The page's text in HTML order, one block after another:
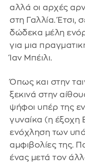
αλλά οι αρχές
στη Γαλλία. Έτσι,
δώδεκα μέλη
για μια
Ίαν Μπέιλι.
Όπως και στην
ξεκινά στην
ψήφοι υπέρ της
γυναίκα (η έξοχη
ενόχληση των
αμφιβολίες της.
ένας μετά τον